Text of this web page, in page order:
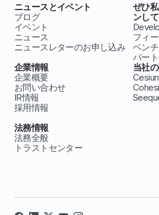
ニュースとイベント
ブログ
イベント
ニュース
ニュースレターのお申し込み
ぜひ
ンし
フィ
ベン
パー
企業情報
企業概要
お問い合わせ
IR情報
採用情報
当社
法務情報
法務全般
トラストセンター